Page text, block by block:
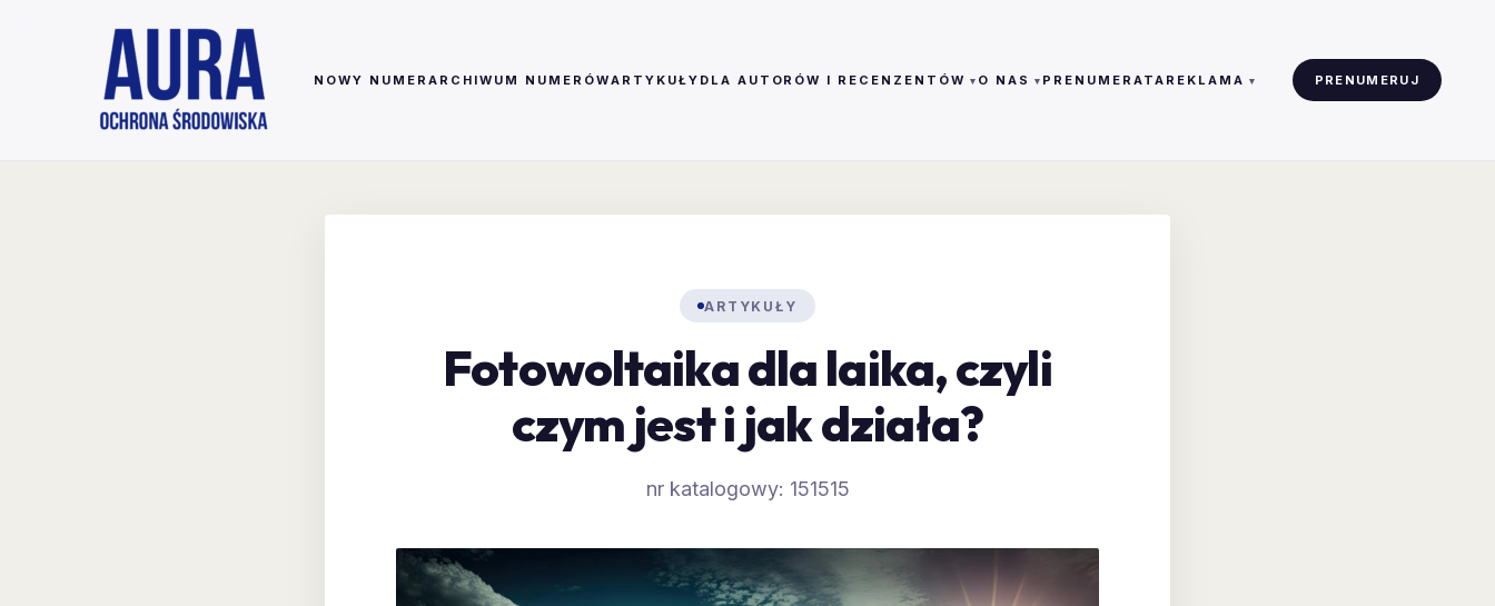
NOWY NUMERARCHIWUM NUMERÓWARTYKUŁY DLA AUTORÓW I RECENZENTÓW O NAS PRENUMERATA REKLAMA PRENUMERUJ
ARTYKUŁY
Fotowoltaika dla laika, czyli
czym jest i jak działa?
nr katalogowy: 151515